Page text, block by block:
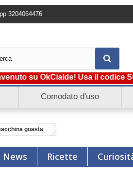
3204064476
su OkCialde! Usa il codice
Comodato d'uso
guasta
News Ricette